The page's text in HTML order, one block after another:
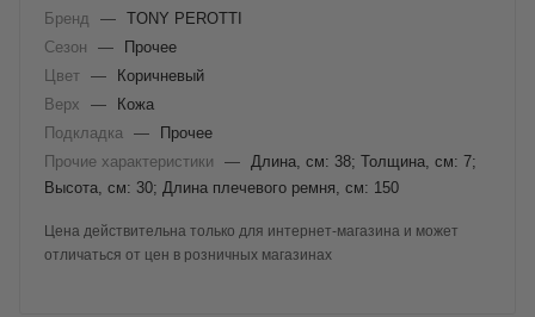
Бренд
— TONY PEROTTI
Сезон
—
Прочее
Цвет —
Коричневый
Верх
—
Кожа
Подкладка
—
Прочее
Прочие характеристики
—
Длина, см: 38; Толщина, см: 7;
Высота, см: 30; Длина плечевого ремня, см: 150
Цена действительна только для интернет-магазина и может
отличаться от цен в розничных магазинах